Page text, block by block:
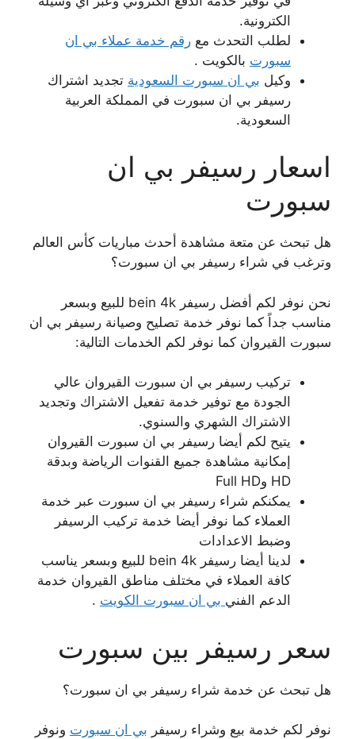
الكترونية.
لطلب التحدث مع رقم خدمة عملاء بي ان
سبورت بالكويت .
وكيل بي ان سبورت السعودية تجديد اشتراك
رسيفر بي ان سبورت في المملكة العربية
السعودية.
اسعار رسيفر بي ان
سبورت
هل تبحث عن متعة مشاهدة أحدث مباريات كأس العالم
وترغب في شراء رسيفر بي ان سبورت؟
نحن نوفر لكم أفضل رسيفر bein 4k للبيع وبسعر
مناسب جداً كما نوفر خدمة تصليح وصيانة رسيفر بي ان
سبورت القيروان كما نوفر لكم الخدمات التالية:
تركيب رسيفر بي ان سبورت القيروان عالي
الجودة مع توفير خدمة تفعيل الاشتراك وتجديد
الاشتراك الشهري والسنوي.
يتيح لكم أيضا رسيفر بي ان سبورت القيروان
إمكانية مشاهدة جميع القنوات الرياضة وبدقة
HD وFull HD
يمكنكم شراء رسيفر بي ان سبورت عبر خدمة
العملاء كما نوفر أيضا خدمة تركيب الرسيفر
وضبط الاعدادات
لدينا أيضا رسيفر bein 4k للبيع وبسعر يناسب
كافة العملاء في مختلف مناطق القيروان خدمة
الدعم الفني بي ان سبورت الكويت .
سعر رسيفر بين سبورت
هل تبحث عن خدمة شراء رسيفر بي ان سبورت؟
نوفر لكم خدمة بيع وشراء رسيفر بي ان سبورت ونوفر